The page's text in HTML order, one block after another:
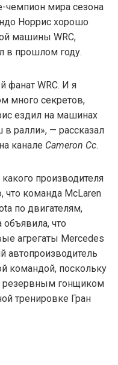
чемпион мира сезона
Норрис хорошо
машины WRC,
в прошлом году.
фанат WRC. И я
много секретов,
ездил на машинах
в ралли», — рассказал
канале Cameron Cc.
производителя
что команда McLaren
по двигателям,
что
агрегаты Mercedes
автопроизводитель
командой, поскольку
резервным гонщиком
тренировке Гран